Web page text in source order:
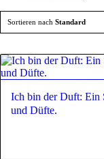
Sortieren nach Standard
Ich bin der Duft: Ein
und Düfte.